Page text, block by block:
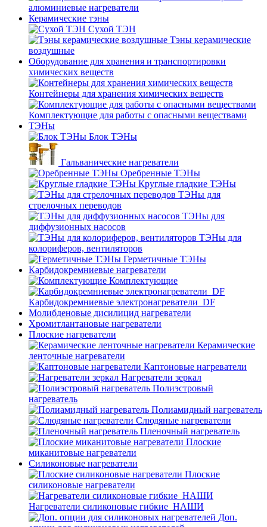
алюминиевые нагреватели
Керамические тэны
Сухой ТЭН
Тэны керамические
воздушные
Оборудование для хранения и транспортировки
химических веществ
Контейнеры для хранения химических веществ
Комплектующие для работы с опасными веществами
ТЭНы
Блок ТЭНы
Гальванические нагреватели
Оребренные ТЭНы
Круглые гладкие ТЭНы
ТЭНы для
стрелочных переводов
ТЭНы для
диффузионных насосов
ТЭНы для
колориферов, вентиляторов
Герметичные ТЭНы
Карбидокремниевые нагреватели
Комплектующие
Карбидокремниевые электронагреватели_DF
Молибденовые дисилицид нагреватели
Хромитлантановые нагреватели
Плоские нагреватели
Керамические
ленточные нагреватели
Каптоновые нагреватели
Нагреватели зеркал
Полиэстровый
нагреватель
Полиамидный нагреватель
Слюдяные нагреватели
Пленочный нагреватель
Плоские
миканитовые нагреватели
Силиконовые нагреватели
Плоские
силиконовые нагреватели
Нагреватели силиконовые гибкие_НАШИ
Доп.